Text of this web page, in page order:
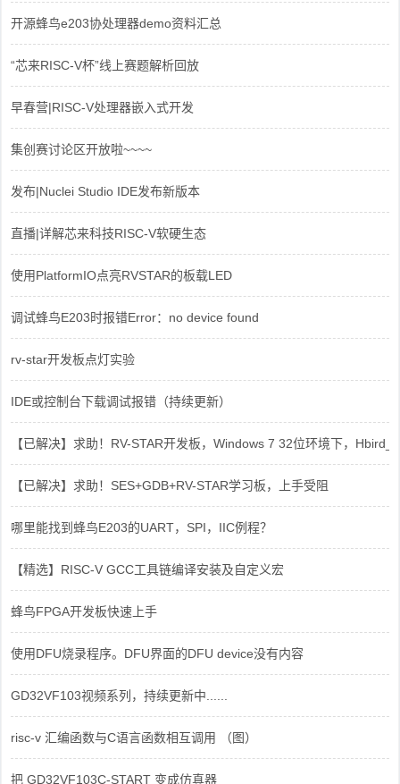
开源蜂鸟e203协处理器demo资料汇总
“芯来RISC-V杯”线上赛题解析回放
早春营|RISC-V处理器嵌入式开发
集创赛讨论区开放啦~~~~
发布|Nuclei Studio IDE发布新版本
直播|详解芯来科技RISC-V软硬生态
使用PlatformIO点亮RVSTAR的板载LED
调试蜂鸟E203时报错Error：no device found
rv-star开发板点灯实验
IDE或控制台下载调试报错（持续更新）
【已解决】求助！RV-STAR开发板，Windows 7 32位环境下，
【已解决】求助！SES+GDB+RV-STAR学习板，上手受阻
哪里能找到蜂鸟E203的UART，SPI，IIC例程？
【精选】RISC-V GCC工具链编译安装及自定义宏
蜂鸟FPGA开发板快速上手
使用DFU烧录程序。DFU界面的DFU device没有内容
GD32VF103视频系列，持续更新中......
risc-v 汇编函数与C语言函数相互调用 （图）
把 GD32VF103C-START 变成仿真器